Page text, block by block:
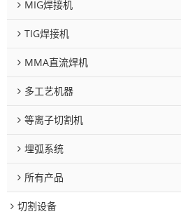
MIG焊接机
TIG焊接机
MMA直流焊机
多工艺机器
等离子切割机
埋弧系统
所有产品
切割设备